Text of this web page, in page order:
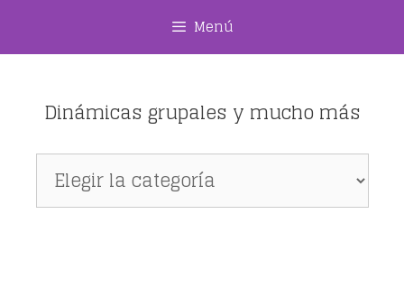
Menú
Dinámicas grupales y mucho más
Dinámicas
grupales